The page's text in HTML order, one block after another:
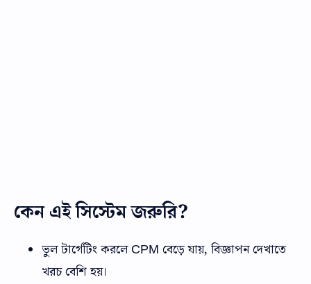
কেন এই সিস্টেম জরুরি?
ভুল টার্গেটিং করলে CPM বেড়ে যায়, বিজ্ঞাপন দেখাতে
খরচ বেশি হয়।